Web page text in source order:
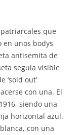
que
en unos bodys
antisemita de
seguía visible
‘sold out’
con una. El
siendo una
horizontal azul.
con una